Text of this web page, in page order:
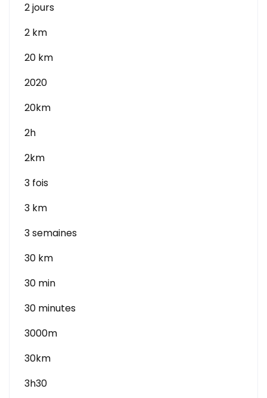
2 jours
2 km
20 km
2020
20km
2h
2km
3 fois
3 km
3 semaines
30 km
30 min
30 minutes
3000m
30km
3h30